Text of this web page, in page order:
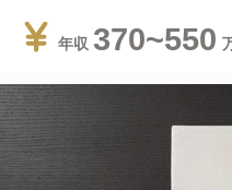
年収 370~550